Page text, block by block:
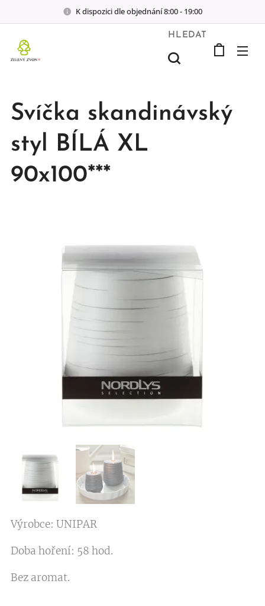
K dispozici dle objednání 8:00 - 19:00
HLEDAT
Svíčka skandinávský
styl BÍLÁ XL
90x100***
Výrobce: UNIPAR
Doba hoření: 58 hod.
Bez aromat.